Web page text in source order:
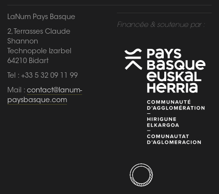
LaNum Pays Basque
2, Terrasses Claude
Shannon
Technopole Izarbel
64210 Bidart
Tel : +33 5 32 09 11 99
Mail : contact@lanum-
paysbasque.com
Financée & soutenue par :